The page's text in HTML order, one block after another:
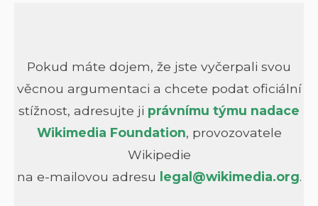
Pokud máte dojem, že jste vyčerpali svou
věcnou argumentaci a chcete podat oficiální
stížnost, adresujte ji právnímu týmu nadace
Wikimedia Foundation, provozovatele
Wikipedie
na e-mailovou adresu legal@wikimedia.org.